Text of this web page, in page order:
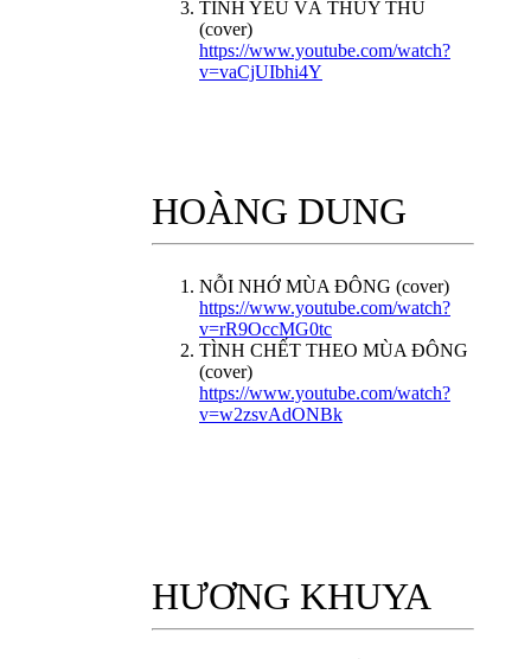
TÌNH YÊU VÀ THỦY THỦ
(cover)
https://www.youtube.com/watch?
v=vaCjUIbhi4Y
HOÀNG DUNG
NỖI NHỚ MÙA ĐÔNG (cover)
https://www.youtube.com/watch?
v=rR9OccMG0tc
TÌNH CHẾT THEO MÙA ĐÔNG
(cover)
https://www.youtube.com/watch?
v=w2zsvAdONBk
HƯƠNG KHUYA